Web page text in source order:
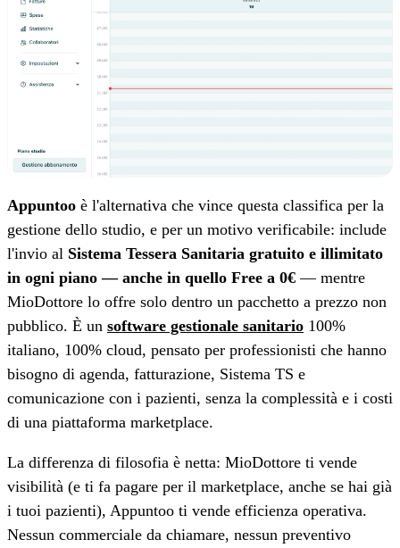
Appuntoo è l'alternativa che vince questa classifica per la
gestione dello studio, e per un motivo verificabile: include
l'invio al Sistema Tessera Sanitaria gratuito e illimitato
in ogni piano — anche in quello Free a 0€ — mentre
MioDottore lo offre solo dentro un pacchetto a prezzo non
pubblico. È un software gestionale sanitario 100%
italiano, 100% cloud, pensato per professionisti che hanno
bisogno di agenda, fatturazione, Sistema TS e
comunicazione con i pazienti, senza la complessità e i costi
di una piattaforma marketplace.
La differenza di filosofia è netta: MioDottore ti vende
visibilità (e ti fa pagare per il marketplace, anche se hai già
i tuoi pazienti), Appuntoo ti vende efficienza operativa.
Nessun commerciale da chiamare, nessun preventivo